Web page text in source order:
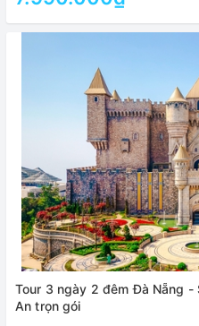
Tour 3 ngày 2 đêm Đà Nẵng -
An trọn gói